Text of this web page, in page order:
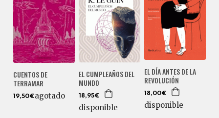
CUENTOS DE
TERRAMAR
19,50€agotado
EL CUMPLEAÑOS DEL
MUNDO
18,95€
disponible
EL DÍA ANTES DE LA
REVOLUCIÓN
18,00€
disponible